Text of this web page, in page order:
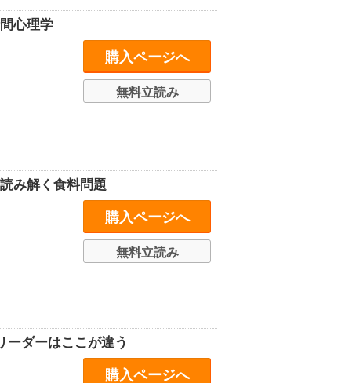
心理学
購入ページへ
無料立読み
み解く食料問題
購入ページへ
無料立読み
ーダーはここが違う
購入ページへ